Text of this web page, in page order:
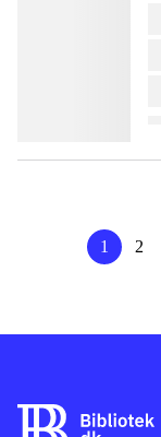
1 2